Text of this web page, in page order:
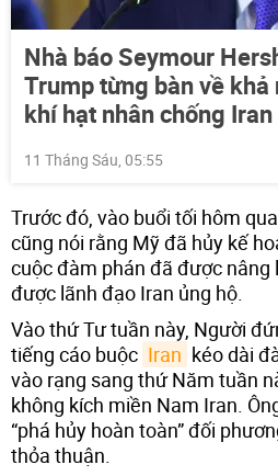
Nhà báo Seymour
Trump từng bàn về khả
khí hạt nhân chống Iran
11 Tháng Sáu, 05:55
Trước đó, vào buổi tối hôm
cũng nói rằng Mỹ đã hủy kế
cuộc đàm phán đã được nâng
được lãnh đạo Iran ủng hộ.
Vào thứ Tư tuần này, Người
tiếng cáo buộc Iran kéo dài
vào rạng sang thứ Năm tuần
không kích miền Nam Iran.
“phá hủy hoàn toàn” đối
thỏa thuận.